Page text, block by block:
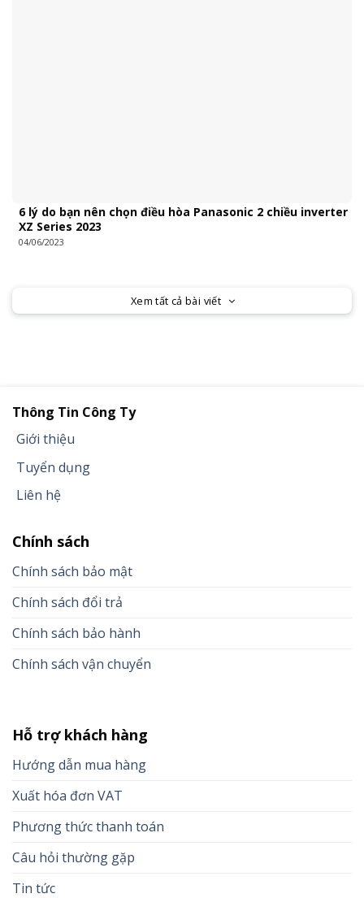
6 lý do bạn nên chọn điều hòa Panasonic 2 chiều inverter
XZ Series 2023
04/06/2023
Xem tất cả bài viết
Thông Tin Công Ty
Giới thiệu
Tuyển dụng
Liên hệ
Chính sách
Chính sách bảo mật
Chính sách đổi trả
Chính sách bảo hành
Chính sách vận chuyển
Hỗ trợ khách hàng
Hướng dẫn mua hàng
Xuất hóa đơn VAT
Phương thức thanh toán
Câu hỏi thường gặp
Tin tức